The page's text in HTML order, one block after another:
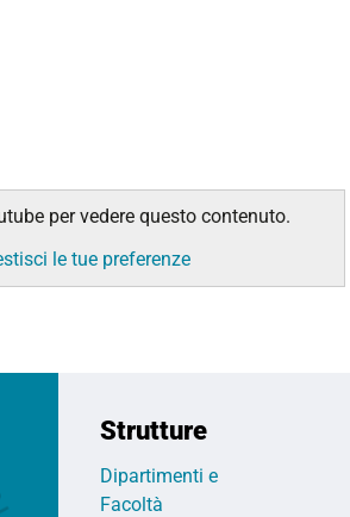
per vedere questo contenuto.
le tue preferenze
Strutture
Dipartimenti e
Facoltà